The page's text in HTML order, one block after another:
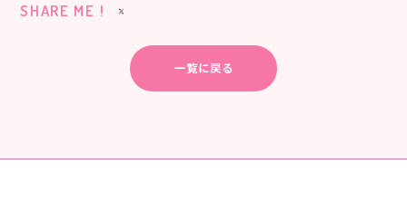
SHARE ME !
一覧に戻る